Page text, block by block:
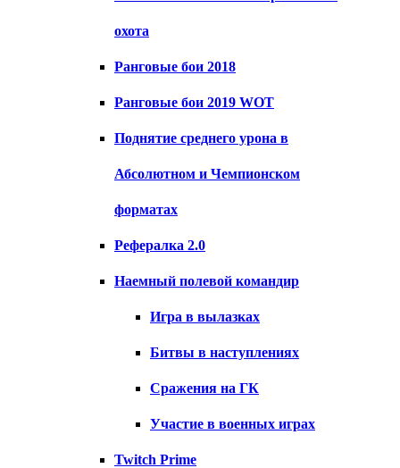
охота
Ранговые бои 2018
Ранговые бои 2019 WOT
Поднятие среднего урона в
Абсолютном и Чемпионском
форматах
Рефералка 2.0
Наемный полевой командир
Игра в вылазках
Битвы в наступлениях
Сражения на ГК
Участие в военных играх
Twitch Prime